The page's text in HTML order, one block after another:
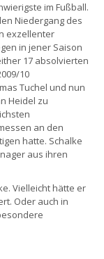
im Fußball.
Niedergang des
exzellenter
in jener Saison
17 absolvierten
10
Tuchel und nun
Heidel zu
an den
hatte. Schalke
aus ihren
Vielleicht hätte er
Oder auch in